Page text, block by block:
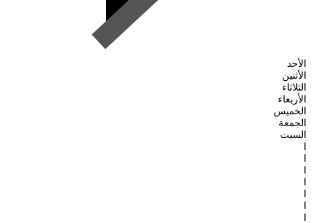
الأحد
الأثنين
الثلاثاء
الأربعاء
الخميس
الجمعة
السبت